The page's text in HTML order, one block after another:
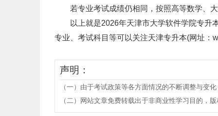
若专业考试成绩仍相同，按照高等数学、大
以上就是2026年天津市大学软件学院专升本
专业、考试科目等可以关注天津专升本(网址：
声明：
（一）由于考试政策等各方面情况的不断调整与变
（二）网站文章免费转载出于非商业性学习目的，